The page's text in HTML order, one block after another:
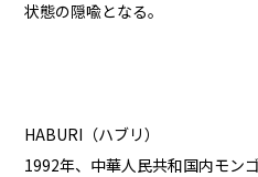
状態の隠喩となる。
HABURI（ハブリ）
1992年、中華⼈⺠共和国内モン